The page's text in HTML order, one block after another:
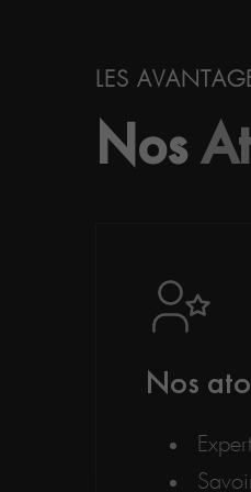
LES
Nos
Nos